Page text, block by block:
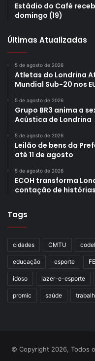
Estádio do Café
domingo (19)
Últimas Atualizadas
5 de agosto de 2026
Atletas do Londrina
Mundial Sub-20 nos
5 de agosto de 2026
Grupo BR3 anima a
Acústica de Londrina
5 de agosto de 2026
Leilão de bens da
até 11 de agosto
5 de agosto de 2026
ECOH transforma
contação de histórias
Tags
cidades CMTU codel
educação esporte
idoso lazer-e-esporte
promic saúde
© Copyright 2026, Todos